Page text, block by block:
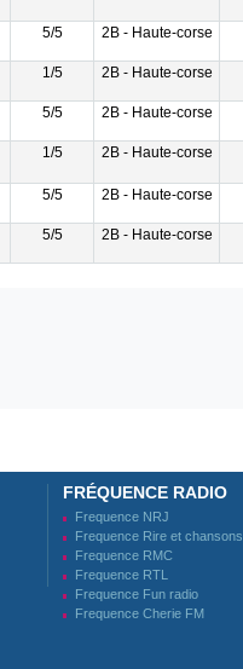
5/5 2B - Haute-corse
1/5 2B - Haute-corse
5/5 2B - Haute-corse
1/5 2B - Haute-corse
5/5 2B - Haute-corse
5/5 2B - Haute-corse
FRÉQUENCE RADIO
Frequence NRJ
Frequence Rire et chansons
Frequence RMC
Frequence RTL
Frequence Fun radio
Frequence Cherie FM